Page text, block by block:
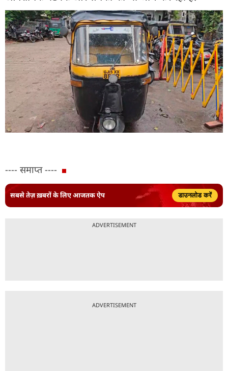
---- समाप्त ----
सबसे तेज़ ख़बरों के लिए आजतक ऐप डाउनलोड करें
ADVERTISEMENT
ADVERTISEMENT